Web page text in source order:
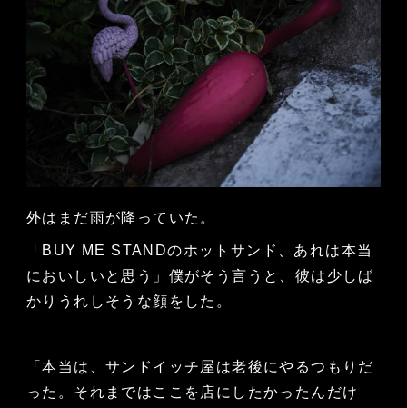
外はまだ雨が降っていた。
「BUY ME STANDのホットサンド、あれは本当
においしいと思う」僕がそう言うと、彼は少しば
かりうれしそうな顔をした。
「本当は、サンドイッチ屋は老後にやるつもりだ
った。それまではここを店にしたかったんだけ